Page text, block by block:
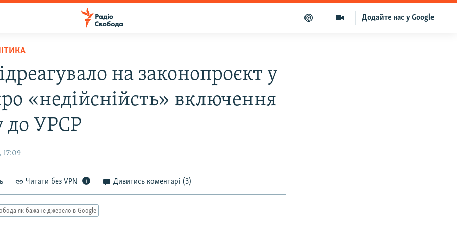
Додайте нас у Google
на законопроєкт у
«недійснійсть» включення
до УРСР
17:09
Читати без VPN Дивитись коментарі (3)
як бажане джерело в Google